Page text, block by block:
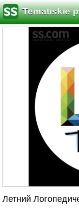
Tematiskie
Летний